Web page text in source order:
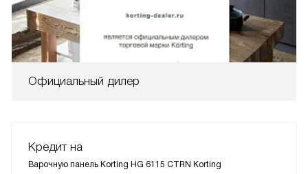
Официальный дилер
Кредит на
Варочную панель Korting HG 6115 CTRN Korting